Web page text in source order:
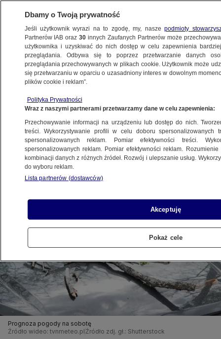
METEO
POLSKA
przestrzeni". Jest alert RCB
Oprac.Franciszek Wajdzik
7.07.2026, 11:23
Posłuchaj artykułu
Czyta lektor AI
Prognoza pogody na sobotę
Źródło wideo: tvnmeteo.pl Źródło zdj. gł.: Shutterstock
Dbamy o Twoją prywatność
Jeśli użytkownik wyrazi na to zgodę, my, naszepodmioty
Partnerów IAB oraz30 innych Zaufanych Partnerów może
użytkownika i uzyskiwać do nich dostęp w celu zapewnienia
przeglądania. Odbywa się to poprzez przetwarzanie danych
przeglądania przechowywanych w plikach cookie. Użytkownik może
się przetwarzaniu w oparciu o uzasadniony interes w dowolnym
plików cookie i reklam”.
Polityka Prywatności
Wraz z naszymi partnerami przetwarzamy dane w celu zapewnienia:
Przechowywanie informacji na urządzeniu lub dostęp do nich.
treści. Wykorzystywanie profili w celu doboru spersonalizowanych
spersonalizowanych reklam. Pomiar efektywności treści.
spersonalizowanych reklam. Pomiar efektywności reklam.
kombinacji danych z różnych źródeł. Rozwój i ulepszanie usług.
do wyboru reklam.
Lista partnerów (dostawców)
Akceptuję
Pokaż cele